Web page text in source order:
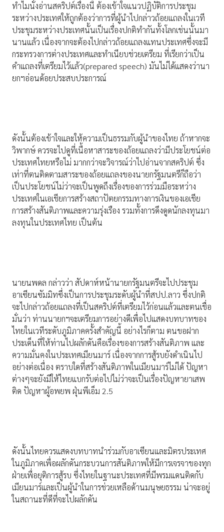
ทำไมนั่งอ่านสคริปต์เรื่องนี้ ต้องเข้าใจแนวปฏิบัติการประชุม
ระหว่างประเทศให้ถูกต้องว่าการที่ผู้นำไปกล่าวถ้อยแถลงในเวที
ประชุมระหว่างประเทศนั้นเป็นเรื่องปกติทำกันทั้งโลกเช่นนั้นมา
นานแล้ว เนื่องจากจะต้องไปกล่าวถ้อยแถลงแทนประเทศซึ่งจะมี
กระทรวงการต่างประเทศและทำเนียบช่วยเตรียม ที่เรียกว่าเป็น
คำแถลงที่เตรียมไว้แล้ว(prepared speech) มันไม่ได้แสดงว่านา
ยกฯอ่อนด้อยประสบประการณ์
ดังนั้นต้องเข้าใจและให้ความเป็นธรรมกับผู้นำของไทย ถ้าหากจะ
วิพากษ์ ควรจะไปดูที่เนื้อหาสาระของถ้อยแถลงว่ามีประโยชน์ต่อ
ประเทศไทยหรือไม่ มากกว่าจะวิจารณ์ว่าไปอ่านจากสคริปต์ ซึ่ง
เท่าที่ตนติดตามสาระของถ้อยแถลงของนายกรัฐมนตรีก็ถือว่า
เป็นประโยชน์ไม่ว่าจะเป็นพูดถึงเรื่องของการร่วมมือระหว่าง
ประเทศในเอเชียการสร้างสถาปัตยกรรมทางการเงินของเอเชีย
การสร้างสันติภาพและความรุ่งเรือง รวมทั้งการดึงดูดนักลงทุนมา
ลงทุนในประเทศไทย เป็นต้น
นายนพดล กล่าวว่า สัปดาห์หน้านายกรัฐมนตรีจะไปประชุม
อาเซียนซัมมิทซึ่งเป็นการประชุมระดับผู้นำที่สปป.ลาว ซึ่งปกติ
จะไปกล่าวถ้อยแถลงที่เป็นสคริปต์ที่เตรียมไว้ก่อนแล้วและตนเชื่อ
มั่นว่า ท่านนายกฯจะเตรียมการอย่างดีเพื่อไปแสดงบทบาทของ
ไทยในเวทีระดับภูมิภาคครั้งสำคัญนี้ อย่างไรก็ตาม ตนขอฝาก
ประเด็นที่ให้ท่านไปผลักดันคือเรื่องของการสร้างสันติภาพ และ
ความมั่นคงในประเทศเมียนมาร์ เนื่องจากการสู้รบยังดำเนินไป
อย่างต่อเนื่อง ตราบใดที่สร้างสันติภาพในเมียนมาร์ไม่ได้ ปัญหา
ต่างๆจะยังมีให้ไทยแบกรับต่อไปไม่ว่าจะเป็นเรื่องปัญหายาเสพ
ติด ปัญหาผู้อพยพ ฝุ่นพีเอ็ม 2.5
ดังนั้นไทยควรแสดงบทบาทนำร่วมกับอาเซียนและมิตรประเทศ
ในภูมิภาคเพื่อผลักดันกระบวนการสันติภาพให้มีการเจรจาของทุก
ฝ่ายเพื่อยุติการสู้รบ ซึ่งไทยในฐานะประเทศที่มีพรมแดนติดกับ
เมียนมาร์และเป็นผู้นำในการช่วยเหลือด้านมนุษยธรรม น่าจะอยู่
ในสถานะที่ดีที่จะไปผลักดัน